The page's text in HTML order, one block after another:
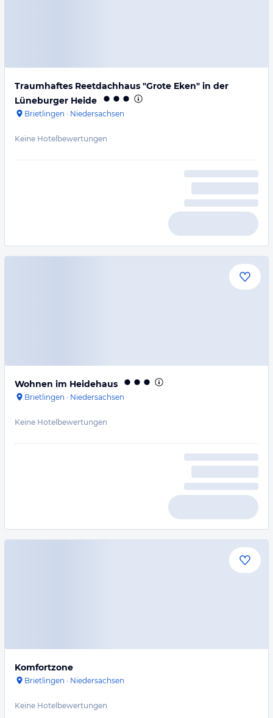
Traumhaftes Reetdachhaus "Grote Eken" in der
Lüneburger Heide
Brietlingen · Niedersachsen
Keine Hotelbewertungen
Wohnen im Heidehaus
Brietlingen · Niedersachsen
Keine Hotelbewertungen
Komfortzone
Brietlingen · Niedersachsen
Keine Hotelbewertungen